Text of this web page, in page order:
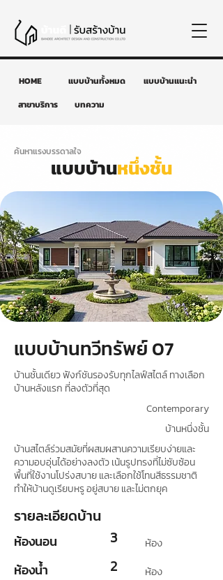
HOME แบบบ้านทั้งหมด
แบบบ้านแนะนำ
สาขาบริการ
บทความ
ค้นหาแรงบรรดาลใจ
แบบบ้านหนึ่งชั้น
แบบบ้านทวีทรัพย์ 07
บ้านชั้นเดียว ฟังก์ชันรองรับทุกไลฟ์สไตล์ ทางเลือก
บ้านหลังแรก ที่ลงตัวที่สุด
Contemporary
บ้านหนึ่งชั้น
บ้านสไตล์ร่วมสมัยที่ผสมผสานความเรียบง่ายและ
ความอบอุ่นได้อย่างลงตัว เน้นรูปทรงที่ไม่ซับซ้อน
พื้นที่ใช้งานโปร่งสบาย และเลือกใช้โทนสีธรรมชาติ
ทำให้บ้านดูเรียบหรู อยู่สบาย และไม่ตกยุค
รายละเอียดบ้าน
ห้องนอน 3 ห้อง
ห้องน้ำ
2
ห้อง